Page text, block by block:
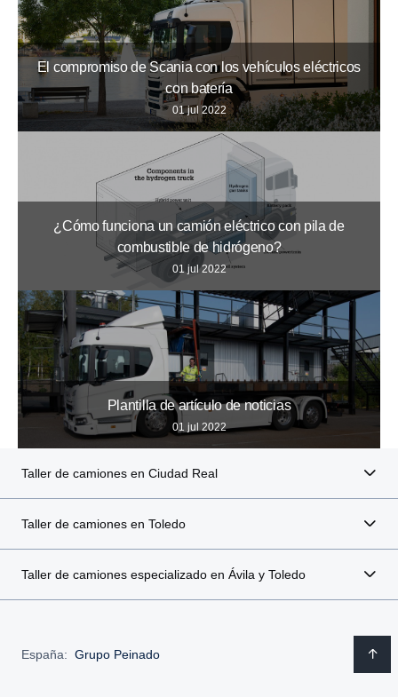
El compromiso de Scania con los vehículos eléctricos
con batería
01 jul 2022
¿Cómo funciona un camión eléctrico con pila de
combustible de hidrógeno?
01 jul 2022
Plantilla de artículo de noticias
01 jul 2022
Taller de camiones en Ciudad Real
Taller de camiones en Toledo
Taller de camiones especializado en Ávila y Toledo
España: Grupo Peinado